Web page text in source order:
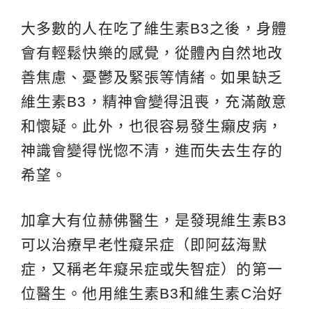
大多數的人在吃了維生素B3之後，身體
會有輕鬆快樂的感覺，從體內自然地改
善焦慮、憂鬱及緊張等情緒。如果缺乏
維生素B3，精神會變得沮喪，充滿敵意
和懷疑。此外，也很容易發生癩皮病，
神識會變得恍惚不清，進而失去生存的
希望。
加拿大有位赫佛醫生，是發現維生素B3
可以治療早老性癡呆症（即阿茲海默
症，又稱老年癡呆症或失智症）的第一
位醫生。他用維生素B3和維生素C治好